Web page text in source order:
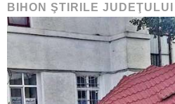
BIHON ŞTIRILE